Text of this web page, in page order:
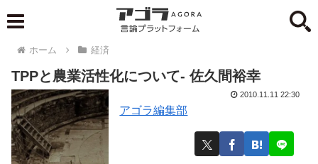
ホーム 経済
TPPと農業活性化について- 佐久間裕幸
アゴラ編集部
2010.11.11 22:30